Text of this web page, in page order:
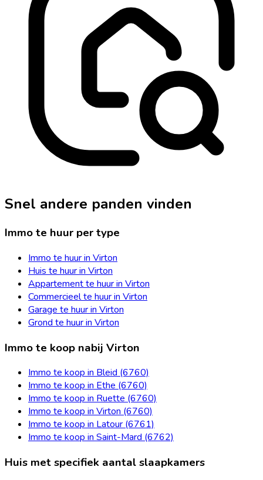
Snel andere panden vinden
Immo te huur per type
Immo te huur in Virton
Huis te huur in Virton
Appartement te huur in Virton
Commercieel te huur in Virton
Garage te huur in Virton
Grond te huur in Virton
Immo te koop nabij Virton
Immo te koop in Bleid (6760)
Immo te koop in Ethe (6760)
Immo te koop in Ruette (6760)
Immo te koop in Virton (6760)
Immo te koop in Latour (6761)
Immo te koop in Saint-Mard (6762)
Huis met specifiek aantal slaapkamers